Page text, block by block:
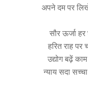
अपने दम पर
सौर ऊर्जा हर
हरित राह पर
उद्योग बढ़ें
न्याय सदा